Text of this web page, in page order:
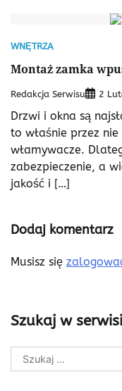
WNĘTRZA
Montaż zamka
Redakcja Serwisu 2
Drzwi i okna są
to właśnie przez
włamywacze.
zabezpieczenie, a
jakość i […]
Dodaj komentarz
Musisz się
Szukaj w
Szukaj: